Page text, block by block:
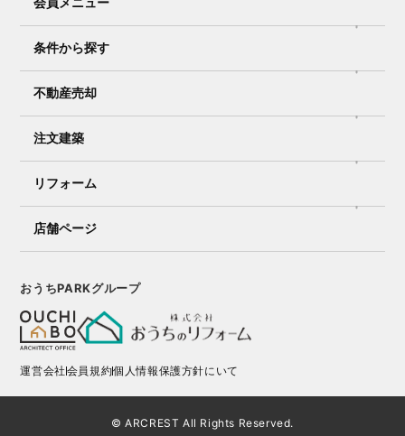
条件から探す
不動産売却
注文建築
リフォーム
店舗ページ
おうちPARKグループ
運営会社会員規約個人情報保護方針にいて
© ARCREST All Rights Reserved.